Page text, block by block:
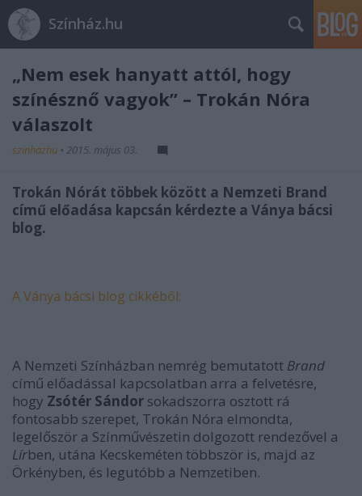
Színház.hu
„Nem esek hanyatt attól, hogy
színésznő vagyok” – Trokán Nóra
válaszolt
szinhazhu • 2015. május 03.
Trokán Nórát többek között a Nemzeti Brand
című előadása kapcsán kérdezte a Ványa bácsi
blog.
A Ványa bácsi blog cikkéből:
A Nemzeti Színházban nemrég bemutatott Brand
című előadással kapcsolatban arra a felvetésre,
hogy Zsótér Sándor sokadszorra osztott rá
fontosabb szerepet, Trokán Nóra elmondta,
legelőször a Színművészetin dolgozott rendezővel a
Lírben, utána Kecskeméten többször is, majd az
Örkényben, és legutóbb a Nemzetiben.